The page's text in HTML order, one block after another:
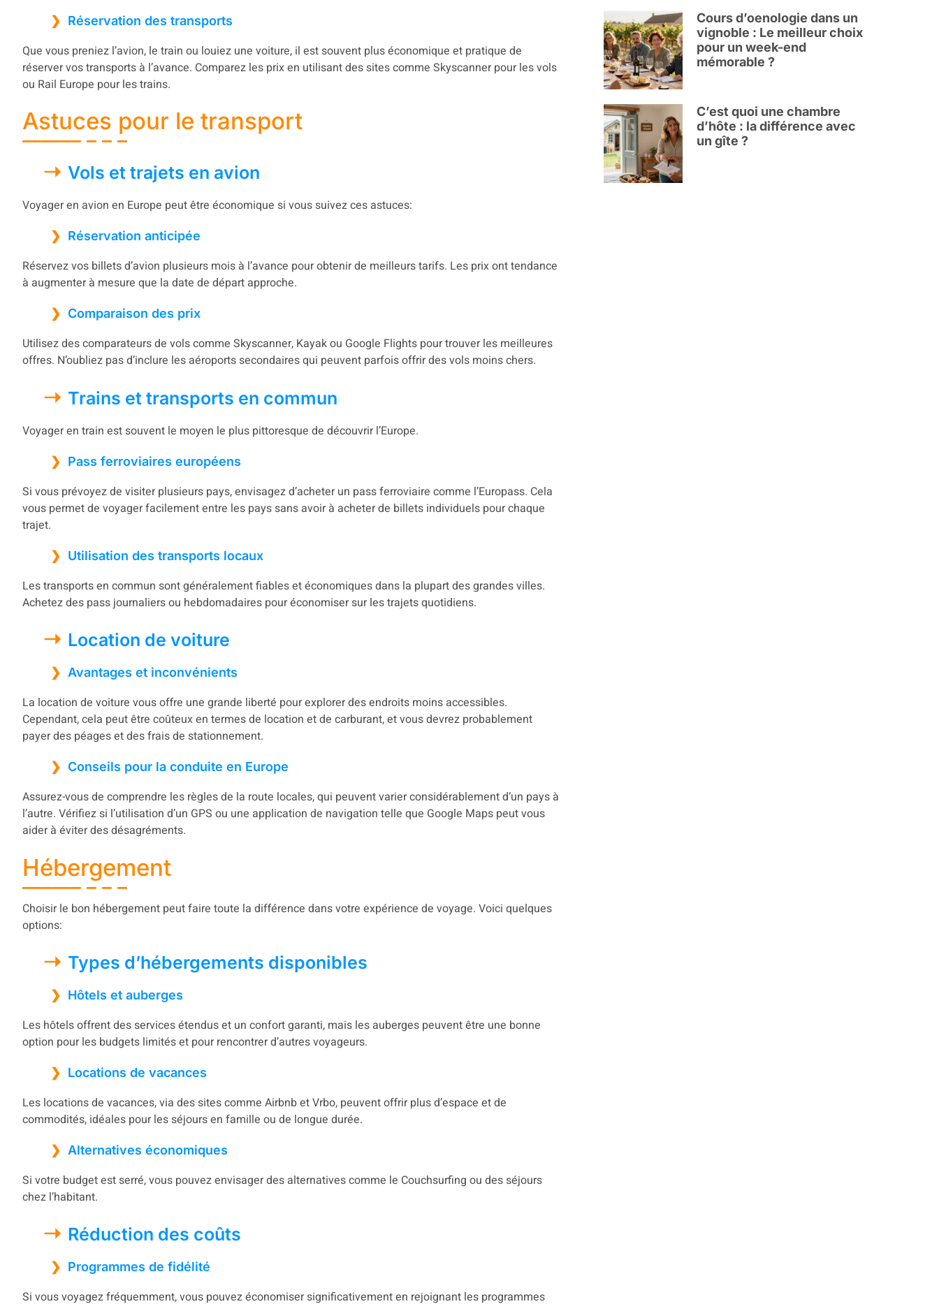
Réservation des transports
Que vous preniez l’avion, le train ou louiez une voiture, il est souvent plus économique et pratique de
réserver vos transports à l’avance. Comparez les prix en utilisant des sites comme Skyscanner pour les vols
ou Rail Europe pour les trains.
Astuces pour le transport
Vols et trajets en avion
Voyager en avion en Europe peut être économique si vous suivez ces astuces:
Réservation anticipée
Réservez vos billets d’avion plusieurs mois à l’avance pour obtenir de meilleurs tarifs. Les prix ont tendance
à augmenter à mesure que la date de départ approche.
Comparaison des prix
Utilisez des comparateurs de vols comme Skyscanner, Kayak ou Google Flights pour trouver les meilleures
offres. N’oubliez pas d’inclure les aéroports secondaires qui peuvent parfois offrir des vols moins chers.
Trains et transports en commun
Voyager en train est souvent le moyen le plus pittoresque de découvrir l’Europe.
Pass ferroviaires européens
Si vous prévoyez de visiter plusieurs pays, envisagez d’acheter un pass ferroviaire comme l’Europass. Cela
vous permet de voyager facilement entre les pays sans avoir à acheter de billets individuels pour chaque
trajet.
Utilisation des transports locaux
Les transports en commun sont généralement fiables et économiques dans la plupart des grandes villes.
Achetez des pass journaliers ou hebdomadaires pour économiser sur les trajets quotidiens.
Location de voiture
Avantages et inconvénients
La location de voiture vous offre une grande liberté pour explorer des endroits moins accessibles.
Cependant, cela peut être coûteux en termes de location et de carburant, et vous devrez probablement
payer des péages et des frais de stationnement.
Conseils pour la conduite en Europe
Assurez-vous de comprendre les règles de la route locales, qui peuvent varier considérablement d’un pays à
l’autre. Vérifiez si l’utilisation d’un GPS ou une application de navigation telle que Google Maps peut vous
aider à éviter des désagréments.
Hébergement
Choisir le bon hébergement peut faire toute la différence dans votre expérience de voyage. Voici quelques
options:
Types d’hébergements disponibles
Hôtels et auberges
Les hôtels offrent des services étendus et un confort garanti, mais les auberges peuvent être une bonne
option pour les budgets limités et pour rencontrer d’autres voyageurs.
Locations de vacances
Les locations de vacances, via des sites comme Airbnb et Vrbo, peuvent offrir plus d’espace et de
commodités, idéales pour les séjours en famille ou de longue durée.
Alternatives économiques
Si votre budget est serré, vous pouvez envisager des alternatives comme le Couchsurfing ou des séjours
chez l’habitant.
Réduction des coûts
Programmes de fidélité
Si vous voyagez fréquemment, vous pouvez économiser significativement en rejoignant les programmes
Cours d’oenologie dans un
vignoble : Le meilleur choix
pour un week-end
mémorable ?
C’est quoi une chambre
d’hôte : la différence avec
un gîte ?